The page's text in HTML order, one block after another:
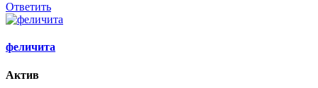
Ответить
феличита
Актив